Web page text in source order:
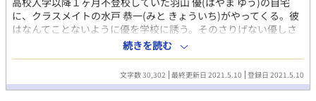
に、クラスメイトの水戸 恭一(みと きょういち)がやってくる。彼
はなんてことないように優を学校に誘う。そのさりげない優しさ
に背中を押されて優の高校生活はリスタートする。 クラス、部活
でも個性豊かな同級生たちに囲まれ、優は学校を楽しむようにな
っていく。そんな中、優は恭一と共に秋の文化祭で女装コンテス
トに出ることになる。恭一は自分の体格が女装向きでないことか
続きを読む
文字数 30,302 最終更新日 2021.5.10 登録日 2021.5.10